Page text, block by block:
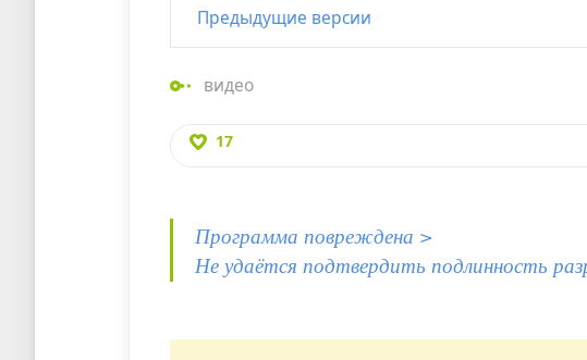
Предыдущие версии
видео
17
Программа повреждена >
Не удаётся подтвердить подлинность